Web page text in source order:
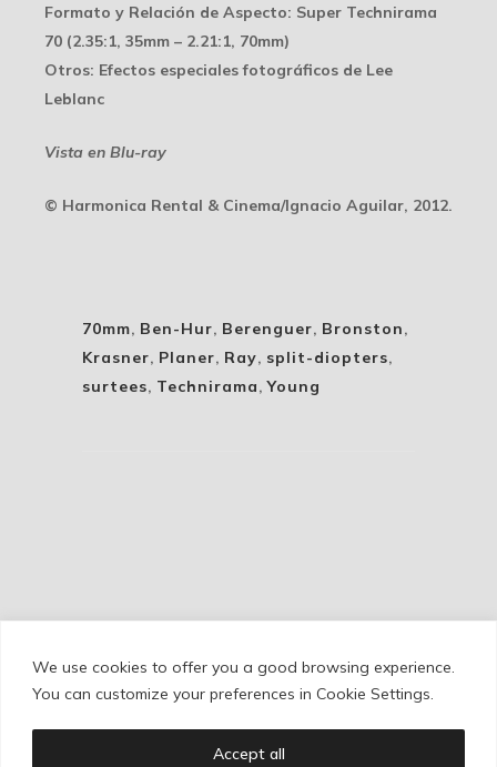
We use cookies to offer you a good browsing experience.
You can customize your preferences in Cookie Settings.
Accept all
Formato y Relación de Aspecto: Super Technirama
70 (2.35:1, 35mm – 2.21:1, 70mm)
Otros: Efectos especiales fotográficos de Lee
Leblanc
Vista en Blu-ray
© Harmonica Rental & Cinema/Ignacio Aguilar, 2012.
70mm, Ben-Hur, Berenguer, Bronston,
Krasner, Planer, Ray, split-diopters,
surtees, Technirama,Young
Cookie Policy/Privacy Policy /Legal Warning